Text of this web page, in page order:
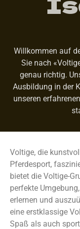
Willkommen auf
Sie nach
genau richtig.
Ausbildung in der
unseren
Voltige, die
Pferdesport,
bietet die Voltige-
perfekte
erlernen und
eine erstklassige
Spaß als auch